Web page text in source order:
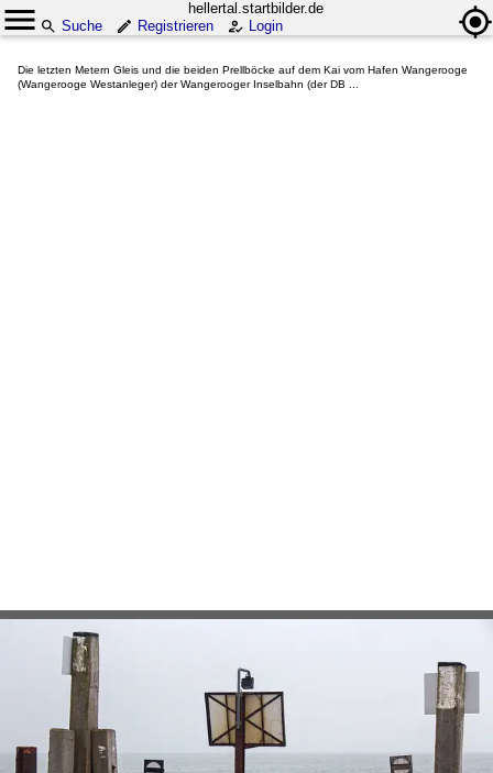
hellertal.startbilder.de
Suche
Registrieren Login
Die letzten Metern Gleis und die beiden Prellböcke auf dem Kai vom Hafen Wangerooge
(Wangerooge Westanleger) der Wangerooger Inselbahn (der DB ...